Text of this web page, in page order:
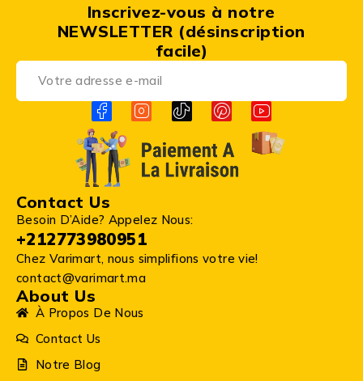
Contact Us
Besoin D’Aide? Appelez Nous:
+212773980951
Chez Varimart, nous simplifions votre vie!
contact@varimart.ma
About Us
À Propos De Nous
Contact Us
Notre Blog
Inscrivez-vous à notre
NEWSLETTER (désinscription
facile)